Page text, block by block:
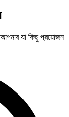
যা কিছু প্রয়োজন